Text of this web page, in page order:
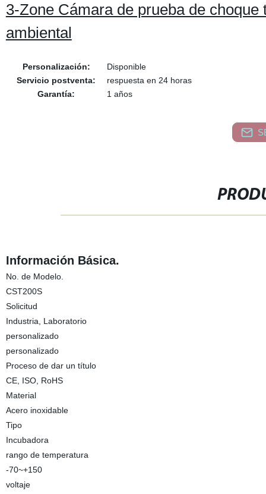
3-Zone Cámara de prueba de
ambiental
Personalización:
Disponible
Servicio postventa:
respuesta en 24 horas
Garantía:
1 años
Información Básica.
No. de Modelo.
CST200S
Solicitud
Industria, Laboratorio
personalizado
personalizado
Proceso de dar un título
CE, ISO, RoHS
Material
Acero inoxidable
Tipo
Incubadora
rango de temperatura
-70~+150
voltaje